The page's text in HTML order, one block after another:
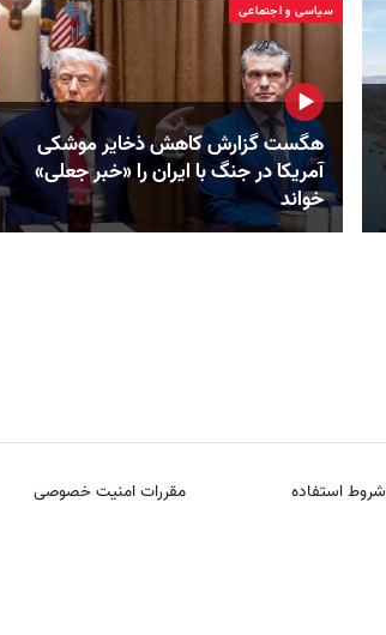
سیاسی و اجتماعی
هگست گزارش کاهش ذخایر موشکی
آمریکا در جنگ با ایران را «خبر جعلی»
خواند
شروط استفاده مقررات امنیت خصوصی